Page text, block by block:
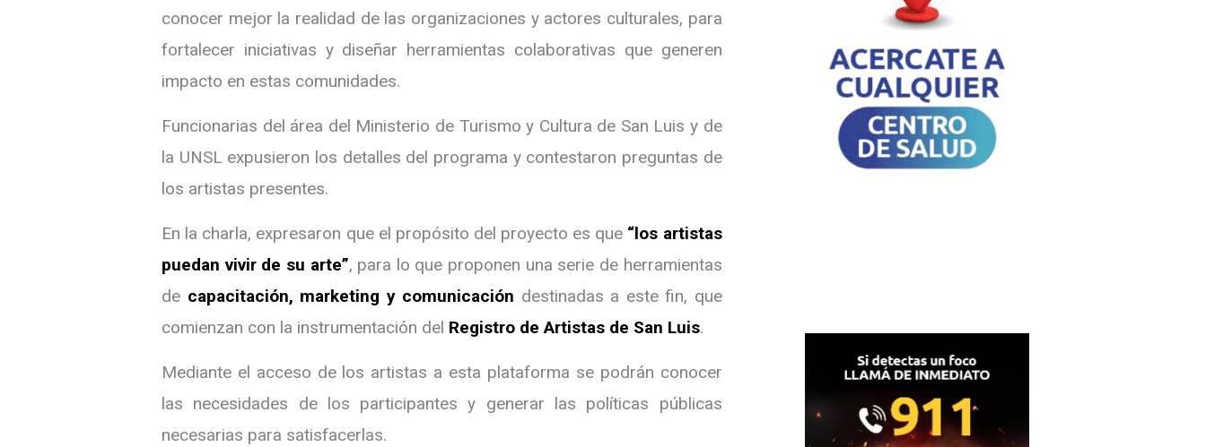
conocer mejor la realidad de las organizaciones y actores culturales, para
fortalecer iniciativas y diseñar herramientas colaborativas que generen
impacto en estas comunidades.
Funcionarias del área del Ministerio de Turismo y Cultura de San Luis y de
la UNSL expusieron los detalles del programa y contestaron preguntas de
los artistas presentes.
En la charla, expresaron que el propósito del proyecto es que “los artistas
puedan vivir de su arte”, para lo que proponen una serie de herramientas
de capacitación, marketing y comunicación destinadas a este fin, que
comienzan con la instrumentación del Registro de Artistas de San Luis.
Mediante el acceso de los artistas a esta plataforma se podrán conocer
las necesidades de los participantes y generar las políticas públicas
necesarias para satisfacerlas.